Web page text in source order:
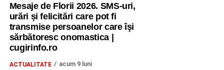
Mesaje de Florii 2026. SMS-uri,
urări și felicitări care pot fi
transmise persoanelor care îşi
sărbătoresc onomastica |
cugirinfo.ro
ACTUALITATE acum 9 luni